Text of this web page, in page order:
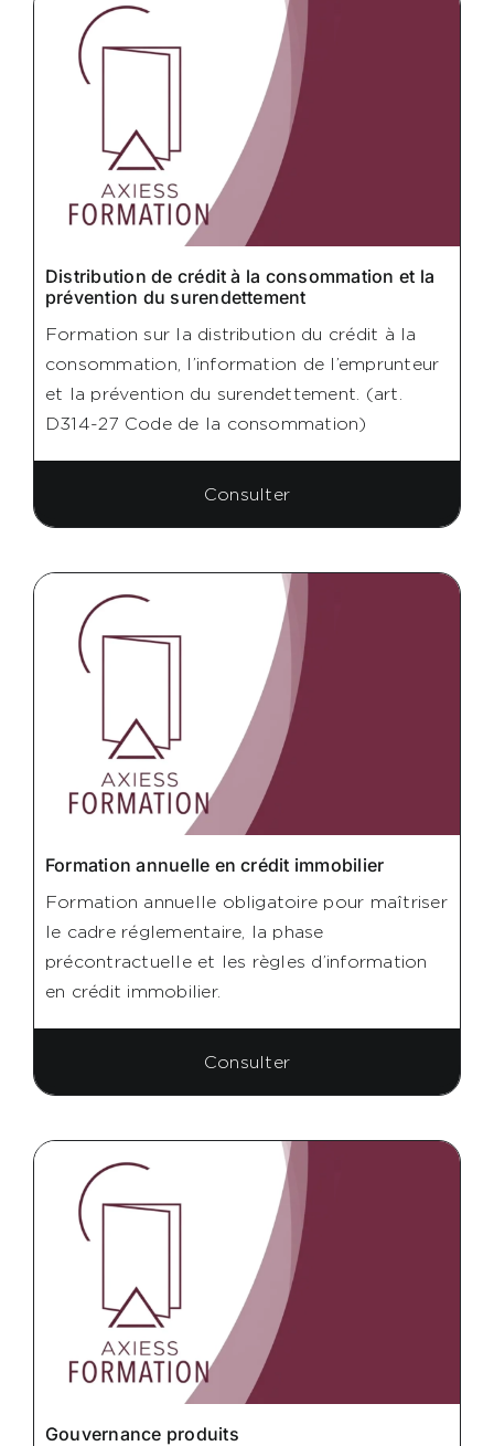
AXIESS FORMATION
Distribution de crédit à la consommation et la
prévention du surendettement
Formation sur la distribution du crédit à la
consommation, l’information de l’emprunteur
et la prévention du surendettement. (art.
D314-27 Code de la consommation)
Consulter
Formation annuelle en crédit immobilier
Formation annuelle obligatoire pour maîtriser
le cadre réglementaire, la phase
précontractuelle et les règles d’information
en crédit immobilier.
Consulter
Gouvernance produits